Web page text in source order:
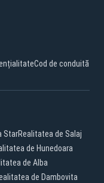
Cod de conduită
StarRealitatea de Salaj
de Hunedoara
de Alba
de Dambovita